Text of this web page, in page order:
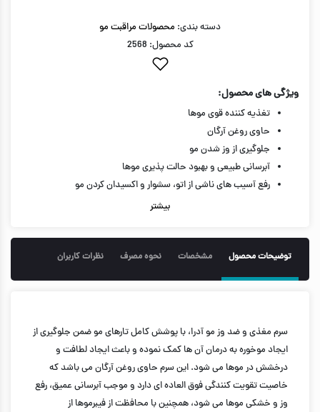
دسته بندی: محصولات مراقبت مو
کد محصول: 2568
ویژگی های محصول:
تغذیه کننده قوی موها
حاوی روغن آرگان
جلوگیری از وز شدن مو
آبرسانی طبیعی و بهبود حالت پذیری موها
رفع آسیب های ناشی از اتو، سشوار و اکسیدان کردن مو
بیشتر
توضیحات محصول مشخصات نحوه مصرف نظرات کاربران
سرم مغذی و ضد وز مو آدرا، با پوشش کامل تارهای مو ضمن جلوگیری از
ایجاد موخوره به درمان آن ها کمک نموده و باعث ایجاد لطافت و
درخشش در موها می شود. این سرم حاوی روغن آرگان می باشد که
خاصیت تقویت کنندگی فوق العاده ای دارد و موجب آبرسانی عمیق، رفع
وز و خشکی موها می شود، همچنین با محافظت از فیبرموها از